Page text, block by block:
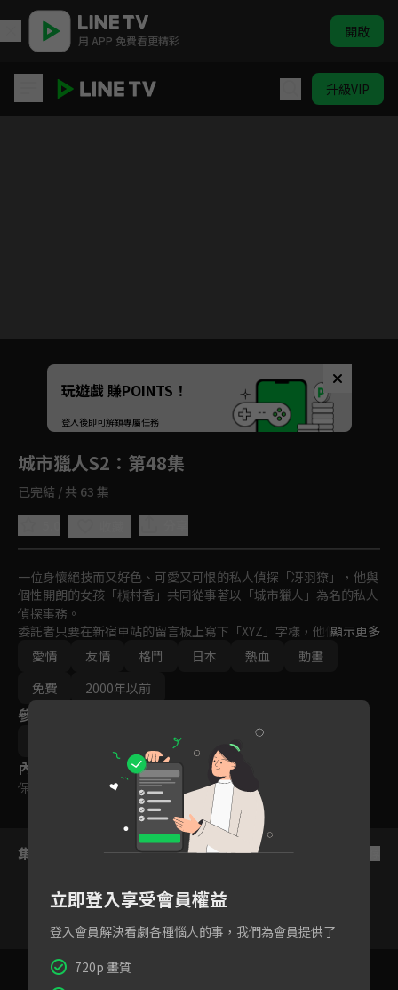
用 APP 免費看更精彩 開啟
升級VIP
Unmute
如有不便請見諒
玩遊戲 賺POINTS！
登入後即可解鎖專屬任務
城市獵人S2 ：第48集
已完結 / 共 63 集
一位身懷絕技而又好色、可愛又可恨的私人偵探「冴羽獠」，他與
個性開朗的女孩「槇村香」共同從事著以「城市獵人」為名的私人
偵探事務。
委託者只要在新宿車站的留言板上寫下「XYZ」字樣，他們就會接
受委託。通常情況下，委託者必須是年輕貌美的女性。在一次次艱
險的委託任務中，城市獵人以其獨有的方式鏟除著城市中的罪惡。
顯示更多
愛情
友情 格鬥 日本 熱血
動畫
免費
2000年以前
參與演員
內容標籤
保護級
集數列表
46 47
立即登入享受會員權益
登入會員解決看劇各種惱人的事，我們為會員提供了
720p 畫質